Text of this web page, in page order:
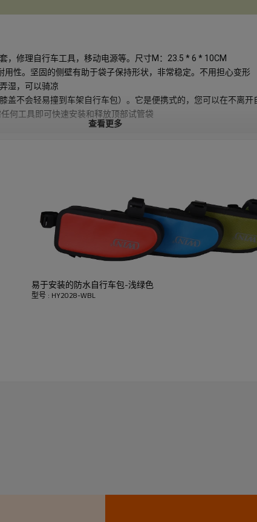
，修理自行车工具，移动电源等。尺寸M：23.5 * 6 * 10CM
用性。坚固的侧壁有助于袋子保持形状，非常稳定。不用担心变形
湿，可以骑凉
不会轻易撞到车架自行车包）。它是便携式的，您可以在不离
何工具即可快速安装和释放顶部试管袋
色或设计
查看更多
易于安装的防水自行车包-浅绿色
型号 : HY2028-WBL